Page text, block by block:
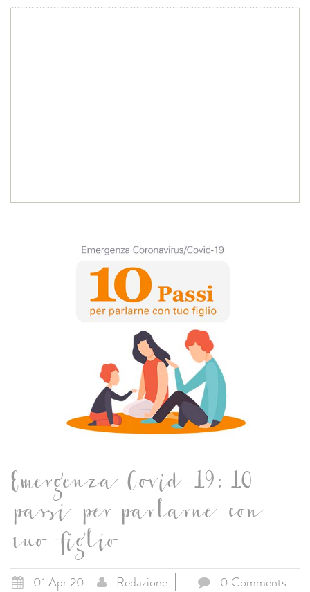
Emergenza Covid-19: 10
passi per parlarne con
tuo figlio
01 Apr 20 Redazione
0 Comments